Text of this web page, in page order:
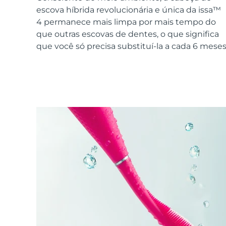
escova híbrida revolucionária e única da issa™
4 permanece mais limpa por mais tempo do
que outras escovas de dentes, o que significa
que você só precisa substituí-la a cada 6
All acne treatment devices
All revitalizing eye massagers
Cuidados de pele KIWI™
Advanced pore care essentials
LUNA™ Dual-Peptide Scalp
Serum
For healthy hair
issa™ Teeth Whitening Gel
18% PAP
Cosméticos Homens